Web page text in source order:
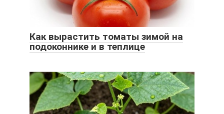
Как вырастить томаты зимой на
подоконнике и в теплице